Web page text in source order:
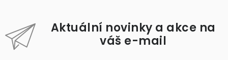
Aktuální novinky a akce na
váš e-mail